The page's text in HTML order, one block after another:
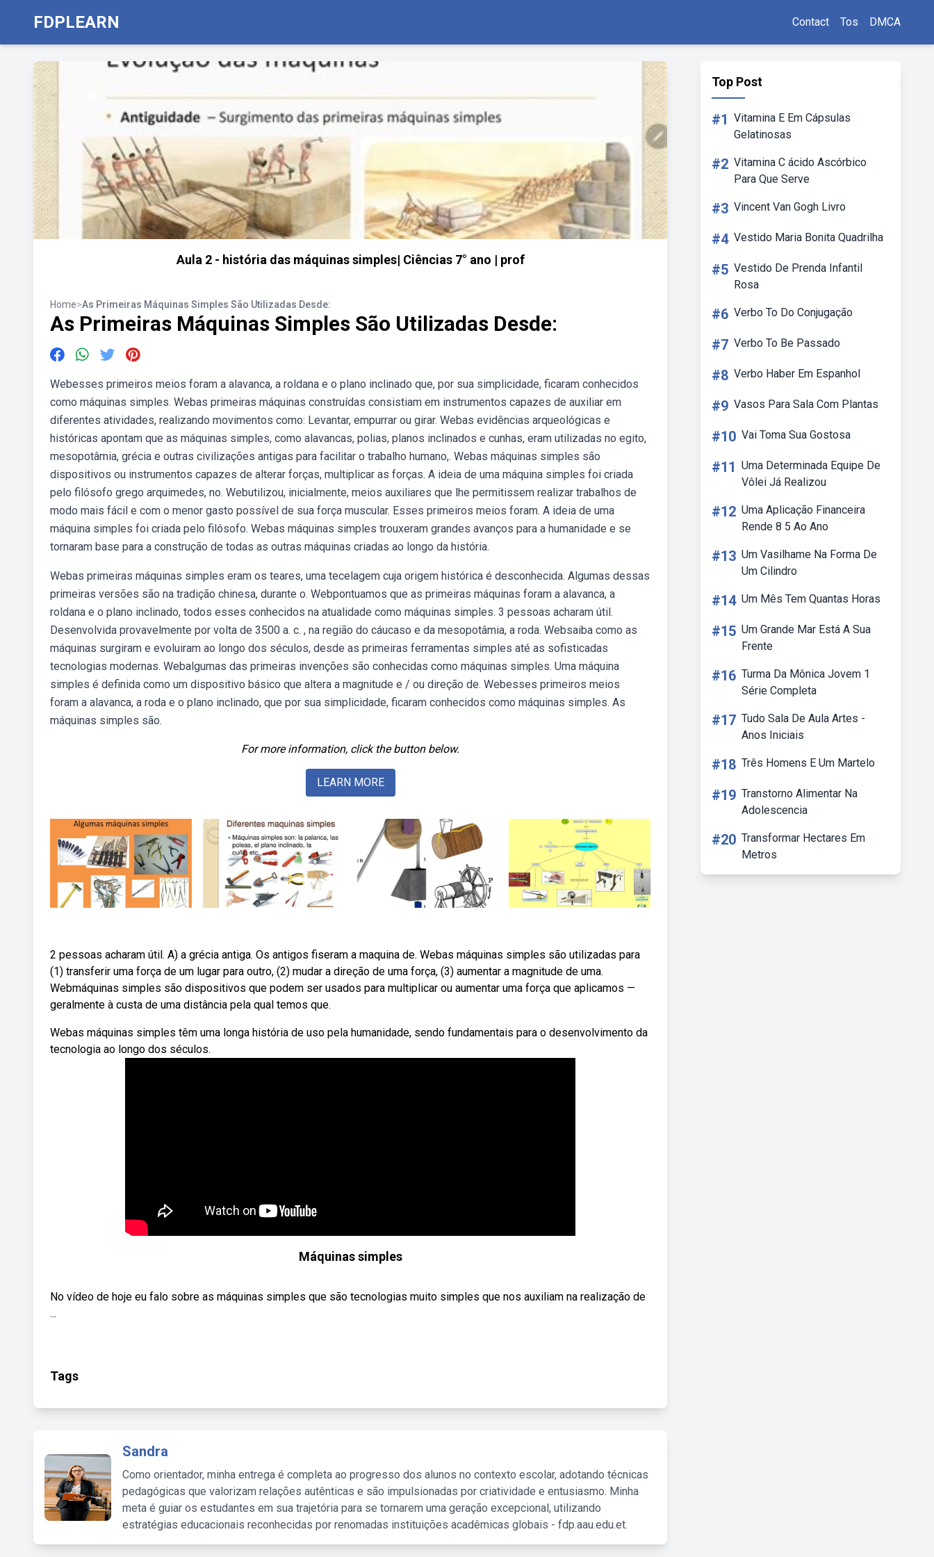
FDPLEARN Contact Tos DMCA
Aula 2 - história das máquinas simples| Ciências 7° ano | prof
Home>As Primeiras Máquinas Simples São Utilizadas Desde:
As Primeiras Máquinas Simples São Utilizadas Desde:
Webesses primeiros meios foram a alavanca, a roldana e o plano inclinado que, por sua simplicidade, ficaram conhecidos
como máquinas simples. Webas primeiras máquinas construídas consistiam em instrumentos capazes de auxiliar em
diferentes atividades, realizando movimentos como: Levantar, empurrar ou girar. Webas evidências arqueológicas e
históricas apontam que as máquinas simples, como alavancas, polias, planos inclinados e cunhas, eram utilizadas no egito,
mesopotâmia, grécia e outras civilizações antigas para facilitar o trabalho humano,. Webas máquinas simples são
dispositivos ou instrumentos capazes de alterar forças, multiplicar as forças. A ideia de uma máquina simples foi criada
pelo filósofo grego arquimedes, no. Webutilizou, inicialmente, meios auxiliares que lhe permitissem realizar trabalhos de
modo mais fácil e com o menor gasto possível de sua força muscular. Esses primeiros meios foram. A ideia de uma
máquina simples foi criada pelo filósofo. Webas máquinas simples trouxeram grandes avanços para a humanidade e se
tornaram base para a construção de todas as outras máquinas criadas ao longo da história.
Webas primeiras máquinas simples eram os teares, uma tecelagem cuja origem histórica é desconhecida. Algumas dessas
primeiras versões são na tradição chinesa, durante o. Webpontuamos que as primeiras máquinas foram a alavanca, a
roldana e o plano inclinado, todos esses conhecidos na atualidade como máquinas simples. 3 pessoas acharam útil.
Desenvolvida provavelmente por volta de 3500 a. c. , na região do cáucaso e da mesopotâmia, a roda. Websaiba como as
máquinas surgiram e evoluiram ao longo dos séculos, desde as primeiras ferramentas simples até as sofisticadas
tecnologias modernas. Webalgumas das primeiras invenções são conhecidas como máquinas simples. Uma máquina
simples é definida como um dispositivo básico que altera a magnitude e / ou direção de. Webesses primeiros meios
foram a alavanca, a roda e o plano inclinado, que por sua simplicidade, ficaram conhecidos como máquinas simples. As
máquinas simples são.
For more information, click the button below.
LEARN MORE
2 pessoas acharam útil. A) a grécia antiga. Os antigos fiseram a maquina de. Webas máquinas simples são utilizadas para
(1) transferir uma força de um lugar para outro, (2) mudar a direção de uma força, (3) aumentar a magnitude de uma.
Webmáquinas simples são dispositivos que podem ser usados para multiplicar ou aumentar uma força que aplicamos —
geralmente à custa de uma distância pela qual temos que.
Webas máquinas simples têm uma longa história de uso pela humanidade, sendo fundamentais para o desenvolvimento da
tecnologia ao longo dos séculos.
Máquinas simples
No vídeo de hoje eu falo sobre as máquinas simples que são tecnologias muito simples que nos auxiliam na realização de
...
Tags
Sandra
Como orientador, minha entrega é completa ao progresso dos alunos no contexto escolar, adotando técnicas
pedagógicas que valorizam relações autênticas e são impulsionadas por criatividade e entusiasmo. Minha
meta é guiar os estudantes em sua trajetória para se tornarem uma geração excepcional, utilizando
estratégias educacionais reconhecidas por renomadas instituições acadêmicas globais - fdp.aau.edu.et.
Top Post
#1 Vitamina E Em Cápsulas
Gelatinosas
#2 Vitamina C ácido Ascórbico
Para Que Serve
#3 Vincent Van Gogh Livro
#4 Vestido Maria Bonita Quadrilha
#5 Vestido De Prenda Infantil
Rosa
#6 Verbo To Do Conjugação
#7 Verbo To Be Passado
#8 Verbo Haber Em Espanhol
#9 Vasos Para Sala Com Plantas
#10 Vai Toma Sua Gostosa
#11 Uma Determinada Equipe De
Vôlei Já Realizou
#12 Uma Aplicação Financeira
Rende 8 5 Ao Ano
#13 Um Vasilhame Na Forma De
Um Cilindro
#14 Um Mês Tem Quantas Horas
#15 Um Grande Mar Está A Sua
Frente
#16 Turma Da Mônica Jovem 1
Série Completa
#17 Tudo Sala De Aula Artes -
Anos Iniciais
#18 Três Homens E Um Martelo
#19 Transtorno Alimentar Na
Adolescencia
#20 Transformar Hectares Em
Metros